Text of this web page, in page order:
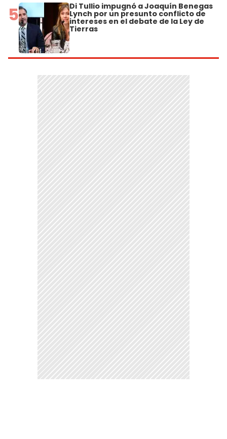
5 Di Tullio impugnó a Joaquín Benegas
Lynch por un presunto conflicto de
intereses en el debate de la Ley de
Tierras